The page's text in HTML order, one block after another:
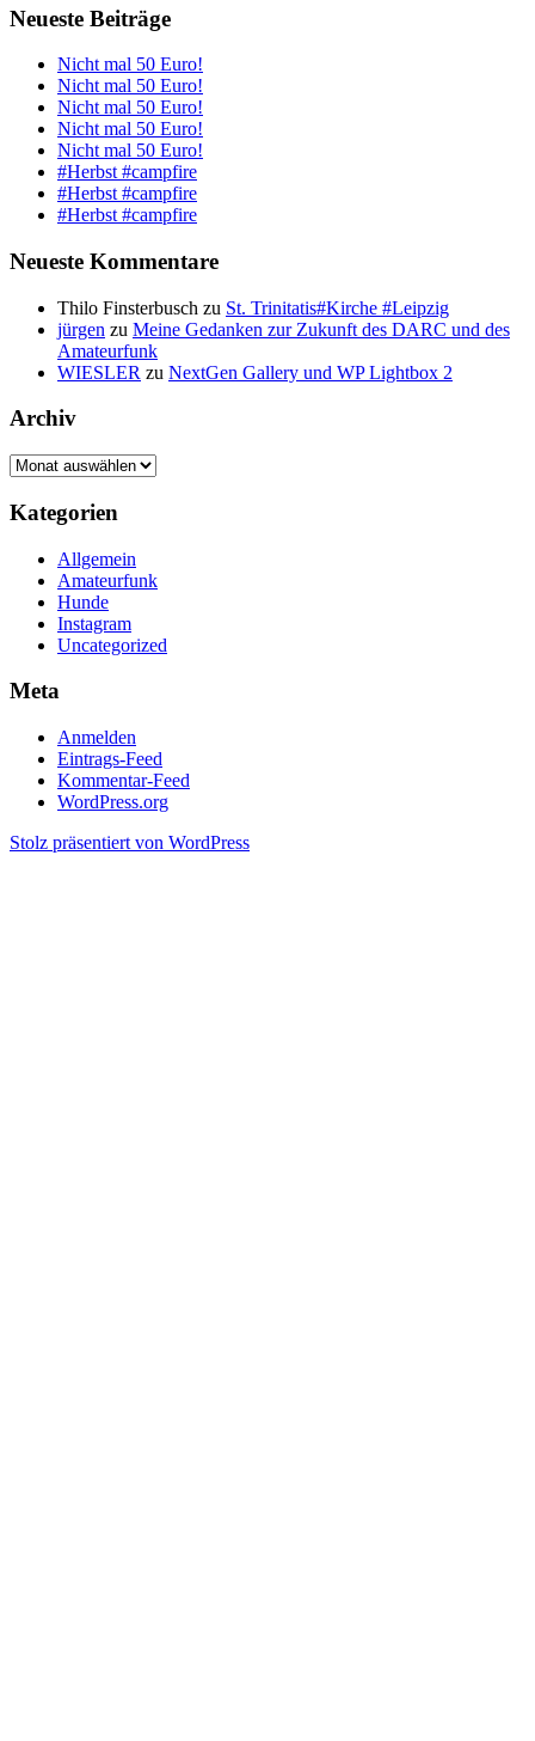
Neueste Beiträge
Nicht mal 50 Euro!
Nicht mal 50 Euro!
Nicht mal 50 Euro!
Nicht mal 50 Euro!
Nicht mal 50 Euro!
#Herbst #campfire
#Herbst #campfire
#Herbst #campfire
Neueste Kommentare
Thilo Finsterbusch zu St. Trinitatis#Kirche #Leipzig
jürgen zu Meine Gedanken zur Zukunft des DARC und des
Amateurfunk
WIESLER zu NextGen Gallery und WP Lightbox 2
Archiv
Archiv
Kategorien
Allgemein
Amateurfunk
Hunde
Instagram
Uncategorized
Meta
Anmelden
Eintrags-Feed
Kommentar-Feed
WordPress.org
Stolz präsentiert von WordPress